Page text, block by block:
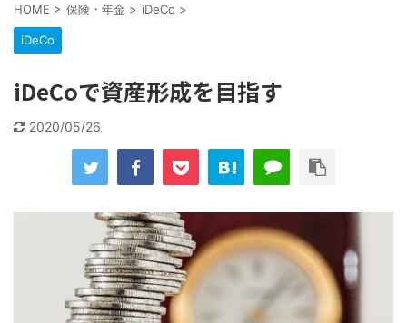
HOME > 保険・年金 > iDeCo >
iDeCo
iDeCoで資産形成を目指す
2020/05/26